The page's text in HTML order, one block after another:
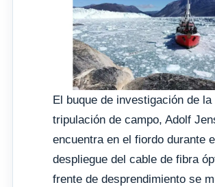
El buque de investigación de la
tripulación de campo, Adolf
encuentra en el fiordo durante el
despliegue del cable de fibra
frente de desprendimiento se